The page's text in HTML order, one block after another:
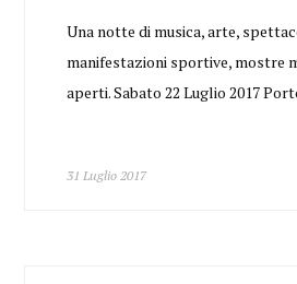
Una notte di musica, arte,
manifestazioni sportive, mostre
aperti. Sabato 22 Luglio 2017
31 Luglio 2017